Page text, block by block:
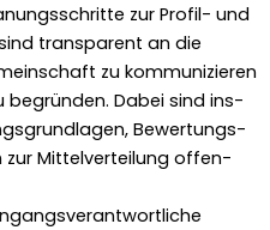
zur Pro­fil- und
trans­par­ent an die
zu kom­mu­nizieren
begrün­den. Dabei sind ins­
Bew­er­tungs­
zur Mit­telverteilung offen­